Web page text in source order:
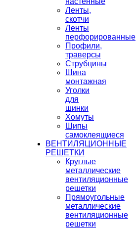
Ленты,
скотчи
Ленты
перфорированные
Профили,
траверсы
Струбцины
Шина
монтажная
Уголки
для
шинки
Хомуты
Шипы
самоклеящиеся
ВЕНТИЛЯЦИОННЫЕ
РЕШЕТКИ
Круглые
металлические
вентиляционные
решетки
Прямоугольные
металлические
вентиляционные
решетки